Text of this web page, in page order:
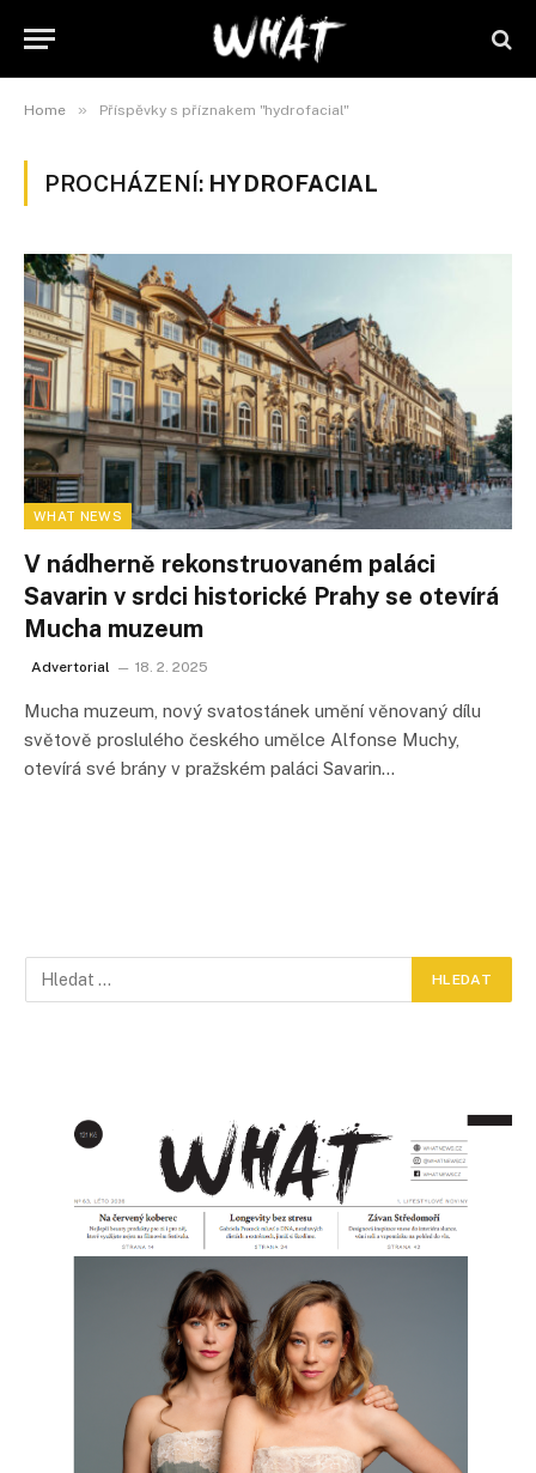
Home » Příspěvky s příznakem "hydrofacial"
PROCHÁZENÍ: HYDROFACIAL
WHAT NEWS
V nádherně rekonstruovaném paláci
Savarin v srdci historické Prahy se otevírá
Mucha muzeum
Advertorial 18. 2. 2025
Mucha muzeum, nový svatostánek umění věnovaný dílu
světově proslulého českého umělce Alfonse Muchy,
otevírá své brány v pražském paláci Savarin…